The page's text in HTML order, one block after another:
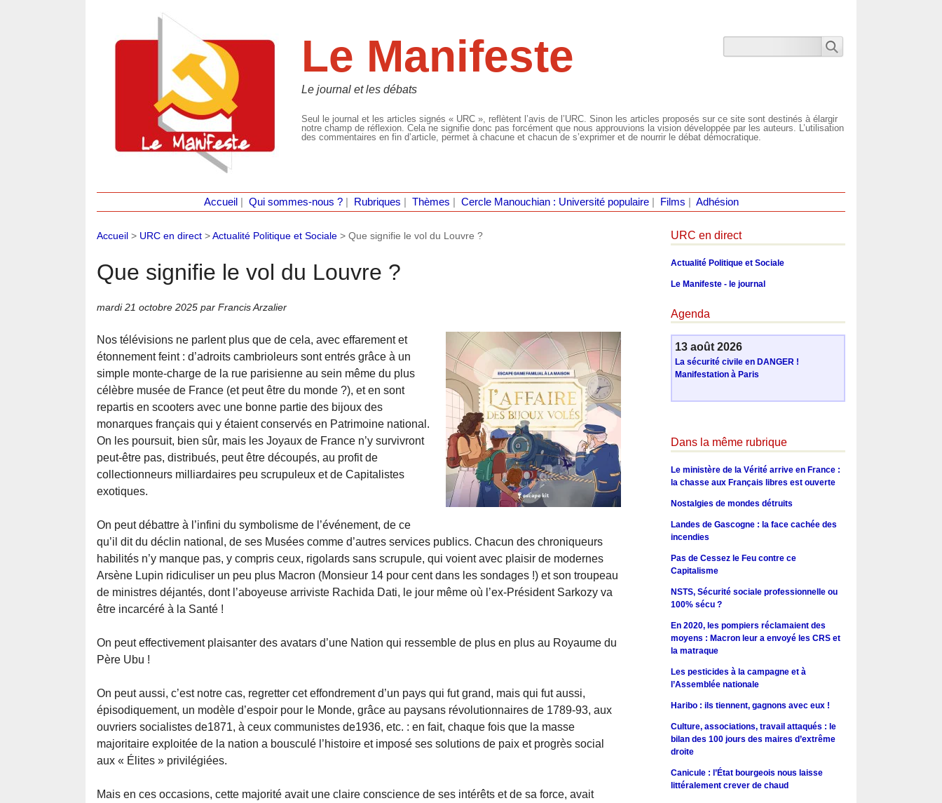
Le Manifeste
Le journal et les débats
Seul le journal et les articles signés « URC », reflètent l’avis de l’URC. Sinon les articles proposés sur ce site sont destinés à élargir
notre champ de réflexion. Cela ne signifie donc pas forcément que nous approuvions la vision développée par les auteurs. L’utilisation
des commentaires en fin d’article, permet à chacune et chacun de s’exprimer et de nourrir le débat démocratique.
Accueil Qui sommes-nous ?| Rubriques Thèmes Cercle Manouchian : Université populaire| Films Adhésion
Accueil > URC en direct >Actualité Politique et Sociale > Que signifie le vol du Louvre ?
Que signifie le vol du Louvre ?
mardi 21 octobre 2025 par Francis Arzalier
Nos télévisions ne parlent plus que de cela, avec effarement et
étonnement feint : d’adroits cambrioleurs sont entrés grâce à un
simple monte-charge de la rue parisienne au sein même du plus
célèbre musée de France (et peut être du monde ?), et en sont
repartis en scooters avec une bonne partie des bijoux des
monarques français qui y étaient conservés en Patrimoine national.
On les poursuit, bien sûr, mais les Joyaux de France n’y survivront
peut-être pas, distribués, peut être découpés, au profit de
collectionneurs milliardaires peu scrupuleux et de Capitalistes
exotiques.
On peut débattre à l’infini du symbolisme de l’événement, de ce
qu’il dit du déclin national, de ses Musées comme d’autres services publics. Chacun des chroniqueurs
habilités n’y manque pas, y compris ceux, rigolards sans scrupule, qui voient avec plaisir de modernes
Arsène Lupin ridiculiser un peu plus Macron (Monsieur 14 pour cent dans les sondages !) et son troupeau
de ministres déjantés, dont l’aboyeuse arriviste Rachida Dati, le jour même où l’ex-Président Sarkozy va
être incarcéré à la Santé !
On peut effectivement plaisanter des avatars d’une Nation qui ressemble de plus en plus au Royaume du
Père Ubu !
On peut aussi, c’est notre cas, regretter cet effondrement d’un pays qui fut grand, mais qui fut aussi,
épisodiquement, un modèle d’espoir pour le Monde, grâce au paysans révolutionnaires de 1789-93, aux
ouvriers socialistes de1871, à ceux communistes de1936, etc. : en fait, chaque fois que la masse
majoritaire exploitée de la nation a bousculé l’histoire et imposé ses solutions de paix et progrès social
aux « Élites » privilégiées.
Mais en ces occasions, cette majorité avait une claire conscience de ses intérêts et de sa force, avait
URC en direct
Actualité Politique et Sociale
Le Manifeste - le journal
Agenda
13 août 2026
La sécurité civile en DANGER !
Manifestation à Paris
Dans la même rubrique
Le ministère de la Vérité arrive en France :
la chasse aux Français libres est ouverte
Nostalgies de mondes détruits
Landes de Gascogne : la face cachée des
incendies
Pas de Cessez le Feu contre ce
Capitalisme
NSTS, Sécurité sociale professionnelle ou
100% sécu ?
En 2020, les pompiers réclamaient des
moyens : Macron leur a envoyé les CRS et
la matraque
Les pesticides à la campagne et à
l’Assemblée nationale
Haribo : ils tiennent, gagnons avec eux !
Culture, associations, travail attaqués : le
bilan des 100 jours des maires d’extrême
droite
Canicule : l’État bourgeois nous laisse
littéralement crever de chaud